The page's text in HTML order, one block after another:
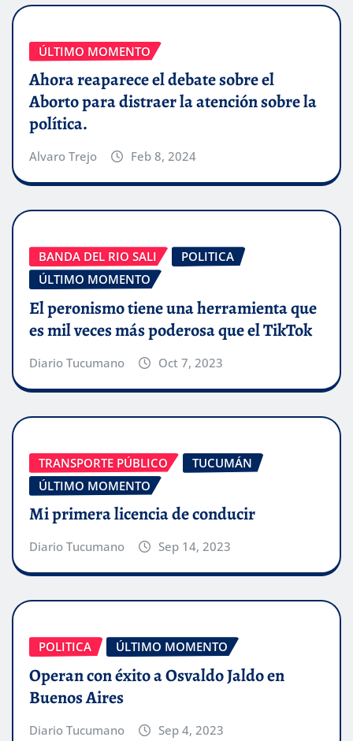
ÚLTIMO MOMENTO
Ahora reaparece el debate sobre el
Aborto para distraer la atención sobre la
política.
Alvaro Trejo Feb 8, 2024
BANDA DEL RIO SALI
POLITICA
ÚLTIMO MOMENTO
El peronismo tiene una herramienta que
es mil veces más poderosa que el TikTok
Diario Tucumano Oct 7, 2023
TRANSPORTE PÚBLICO
TUCUMÁN
ÚLTIMO MOMENTO
Mi primera licencia de conducir
Diario Tucumano Sep 14, 2023
POLITICA ÚLTIMO MOMENTO
Operan con éxito a Osvaldo Jaldo en
Buenos Aires
Diario Tucumano Sep 4, 2023